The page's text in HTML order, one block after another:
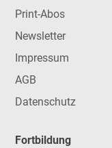
Print-Abos
Newsletter
Impressum
AGB
Datenschutz
Fortbildung